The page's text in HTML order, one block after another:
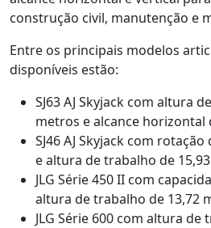
construção civil, manutenção e
Entre os principais modelos
disponíveis estão:
SJ63 AJ Skyjack com altura
metros e alcance horizontal
SJ46 AJ Skyjack com
e altura de trabalho de
JLG Série 450 II com
altura de trabalho de 13,72
JLG Série 600 com altura